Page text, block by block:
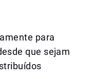
para
que sejam